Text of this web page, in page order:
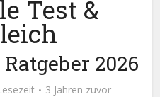
Test &
2026
3 Jahren zuvor